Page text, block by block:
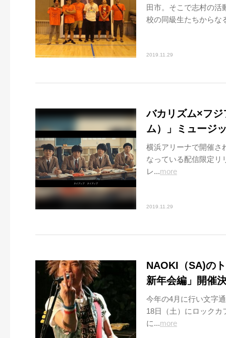
田市。そこで志村の活
校の同級生たちからな
2019.11.29
バカリズム×フ
ム）」ミュージ
横浜アリーナで開催さ
なっている配信限定リ
レ...more
2019.11.29
NAOKI（SA)の
新年会編」開催
今年の4月に行い文字
18日（土）にロック
に...more